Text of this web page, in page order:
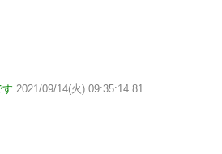
2021/09/14(火) 09:35:14.81